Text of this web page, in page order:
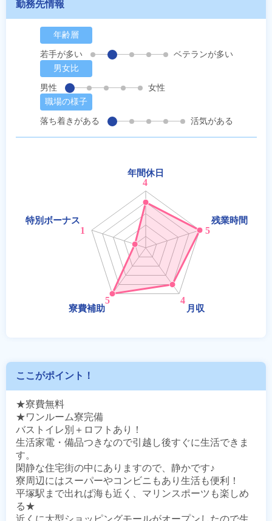
勤務先情報
年齢層
若手が多い
ベテランが多い
男女比
男性
女性
職場の様子
落ち着きがある
活気がある
ここがポイント！
★寮費無料
★ワンルーム寮完備
バストイレ別＋ロフトあり！
生活家電・備品つきなので引越し後すぐに生活できま
す。
閑静な住宅街の中にありますので、静かです♪
寮周辺にはスーパーやコンビニもあり生活も便利！
平塚駅まで出れば海も近く、マリンスポーツも楽しめ
る★